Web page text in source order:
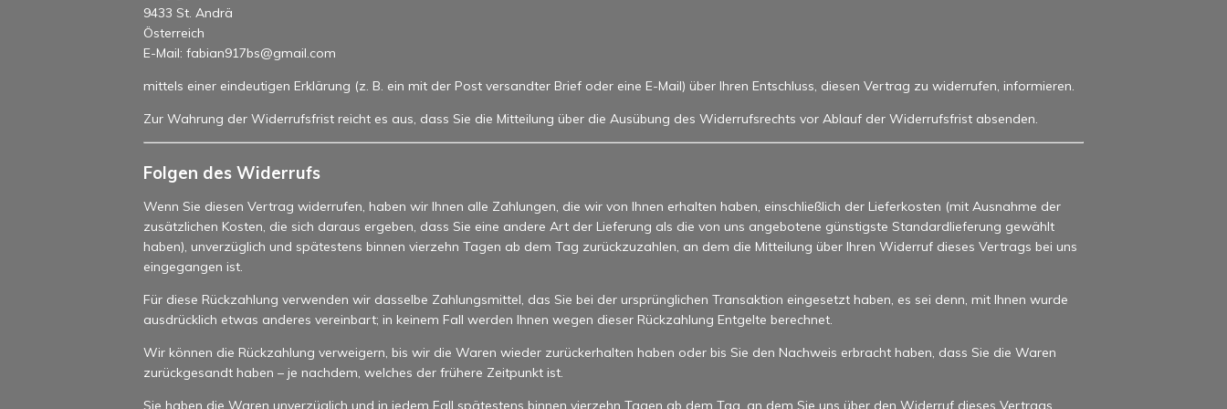
9433 St. Andrä
Österreich
E-Mail: fabian917bs@gmail.com
mittels einer eindeutigen Erklärung (z. B. ein mit der Post versandter Brief oder eine E-Mail) über Ihren Entschluss, diesen Vertrag zu widerrufen, informieren.
Zur Wahrung der Widerrufsfrist reicht es aus, dass Sie die Mitteilung über die Ausübung des Widerrufsrechts vor Ablauf der Widerrufsfrist absenden.
Folgen des Widerrufs
Wenn Sie diesen Vertrag widerrufen, haben wir Ihnen alle Zahlungen, die wir von Ihnen erhalten haben, einschließlich der Lieferkosten (mit Ausnahme der
zusätzlichen Kosten, die sich daraus ergeben, dass Sie eine andere Art der Lieferung als die von uns angebotene günstigste Standardlieferung gewählt
haben), unverzüglich und spätestens binnen vierzehn Tagen ab dem Tag zurückzuzahlen, an dem die Mitteilung über Ihren Widerruf dieses Vertrags bei uns
eingegangen ist.
Für diese Rückzahlung verwenden wir dasselbe Zahlungsmittel, das Sie bei der ursprünglichen Transaktion eingesetzt haben, es sei denn, mit Ihnen wurde
ausdrücklich etwas anderes vereinbart; in keinem Fall werden Ihnen wegen dieser Rückzahlung Entgelte berechnet.
Wir können die Rückzahlung verweigern, bis wir die Waren wieder zurückerhalten haben oder bis Sie den Nachweis erbracht haben, dass Sie die Waren
zurückgesandt haben – je nachdem, welches der frühere Zeitpunkt ist.
Sie haben die Waren unverzüglich und in jedem Fall spätestens binnen vierzehn Tagen ab dem Tag, an dem Sie uns über den Widerruf dieses Vertrags